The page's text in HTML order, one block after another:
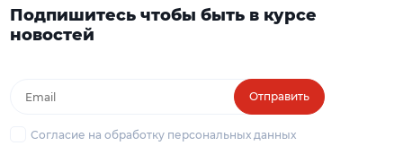
Подпишитесь чтобы быть в курсе
новостей
Отправить
Согласие на обработку персональных данных